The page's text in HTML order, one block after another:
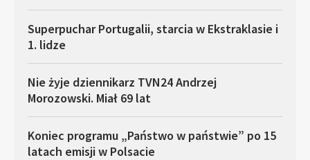
Superpuchar Portugalii, starcia w Ekstraklasie i
1. lidze
Nie żyje dziennikarz TVN24 Andrzej
Morozowski. Miał 69 lat
Koniec programu „Państwo w państwie” po 15
latach emisji w Polsacie